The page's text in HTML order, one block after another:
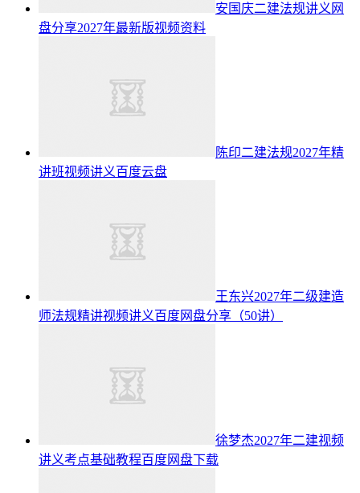
安国庆二建法规讲义网
盘分享2027年最新版视频资料
陈印二建法规2027年精
讲班视频讲义百度云盘
王东兴2027年二级建造
师法规精讲视频讲义百度网盘分享（50讲）
徐梦杰2027年二建视频
讲义考点基础教程百度网盘下载